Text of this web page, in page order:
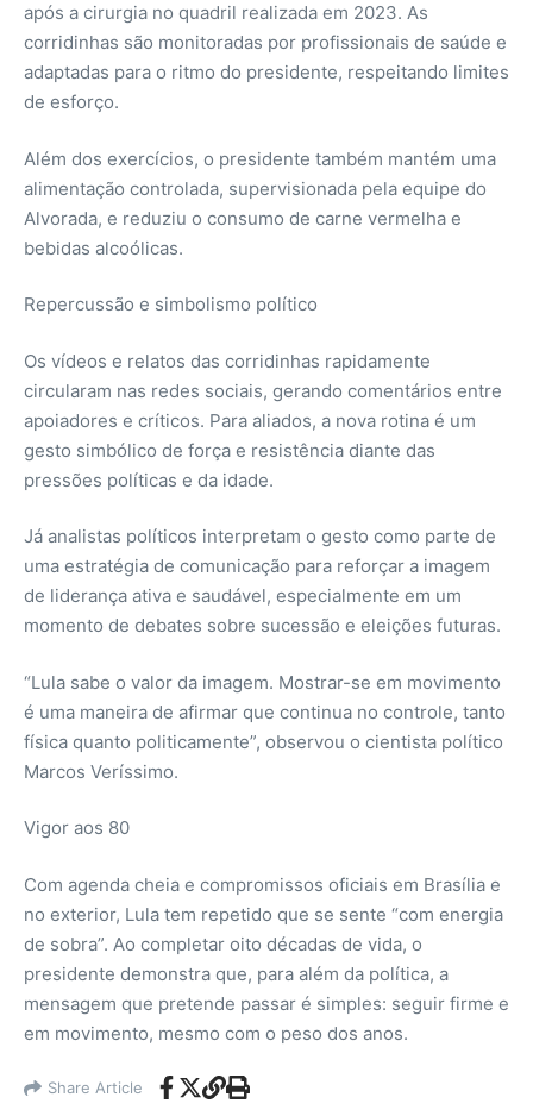
após a cirurgia no quadril realizada em 2023. As
corridinhas são monitoradas por profissionais de saúde e
adaptadas para o ritmo do presidente, respeitando limites
de esforço.
Além dos exercícios, o presidente também mantém uma
alimentação controlada, supervisionada pela equipe do
Alvorada, e reduziu o consumo de carne vermelha e
bebidas alcoólicas.
Repercussão e simbolismo político
Os vídeos e relatos das corridinhas rapidamente
circularam nas redes sociais, gerando comentários entre
apoiadores e críticos. Para aliados, a nova rotina é um
gesto simbólico de força e resistência diante das
pressões políticas e da idade.
Já analistas políticos interpretam o gesto como parte de
uma estratégia de comunicação para reforçar a imagem
de liderança ativa e saudável, especialmente em um
momento de debates sobre sucessão e eleições futuras.
“Lula sabe o valor da imagem. Mostrar-se em movimento
é uma maneira de afirmar que continua no controle, tanto
física quanto politicamente”, observou o cientista político
Marcos Veríssimo.
Vigor aos 80
Com agenda cheia e compromissos oficiais em Brasília e
no exterior, Lula tem repetido que se sente “com energia
de sobra”. Ao completar oito décadas de vida, o
presidente demonstra que, para além da política, a
mensagem que pretende passar é simples: seguir firme e
em movimento, mesmo com o peso dos anos.
Share Article